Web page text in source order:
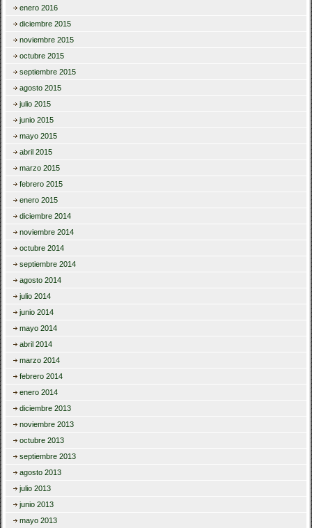
enero 2016
diciembre 2015
noviembre 2015
octubre 2015
septiembre 2015
agosto 2015
julio 2015
junio 2015
mayo 2015
abril 2015
marzo 2015
febrero 2015
enero 2015
diciembre 2014
noviembre 2014
octubre 2014
septiembre 2014
agosto 2014
julio 2014
junio 2014
mayo 2014
abril 2014
marzo 2014
febrero 2014
enero 2014
diciembre 2013
noviembre 2013
octubre 2013
septiembre 2013
agosto 2013
julio 2013
junio 2013
mayo 2013